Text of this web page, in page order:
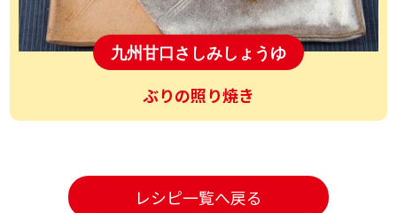
九州甘口さしみしょうゆ
ぶりの照り焼き
レシピ一覧へ戻る